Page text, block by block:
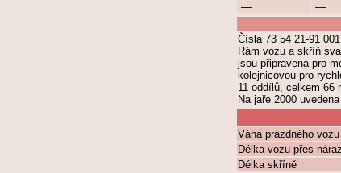
—
—
Čísla 73 54 21-91
Rám vozu a skříň
jsou připravena pro
kolejnicovou pro
11 oddílů, celkem 66
Na jaře 2000
Váha prázdného vozu
Délka vozu přes
Délka skříně